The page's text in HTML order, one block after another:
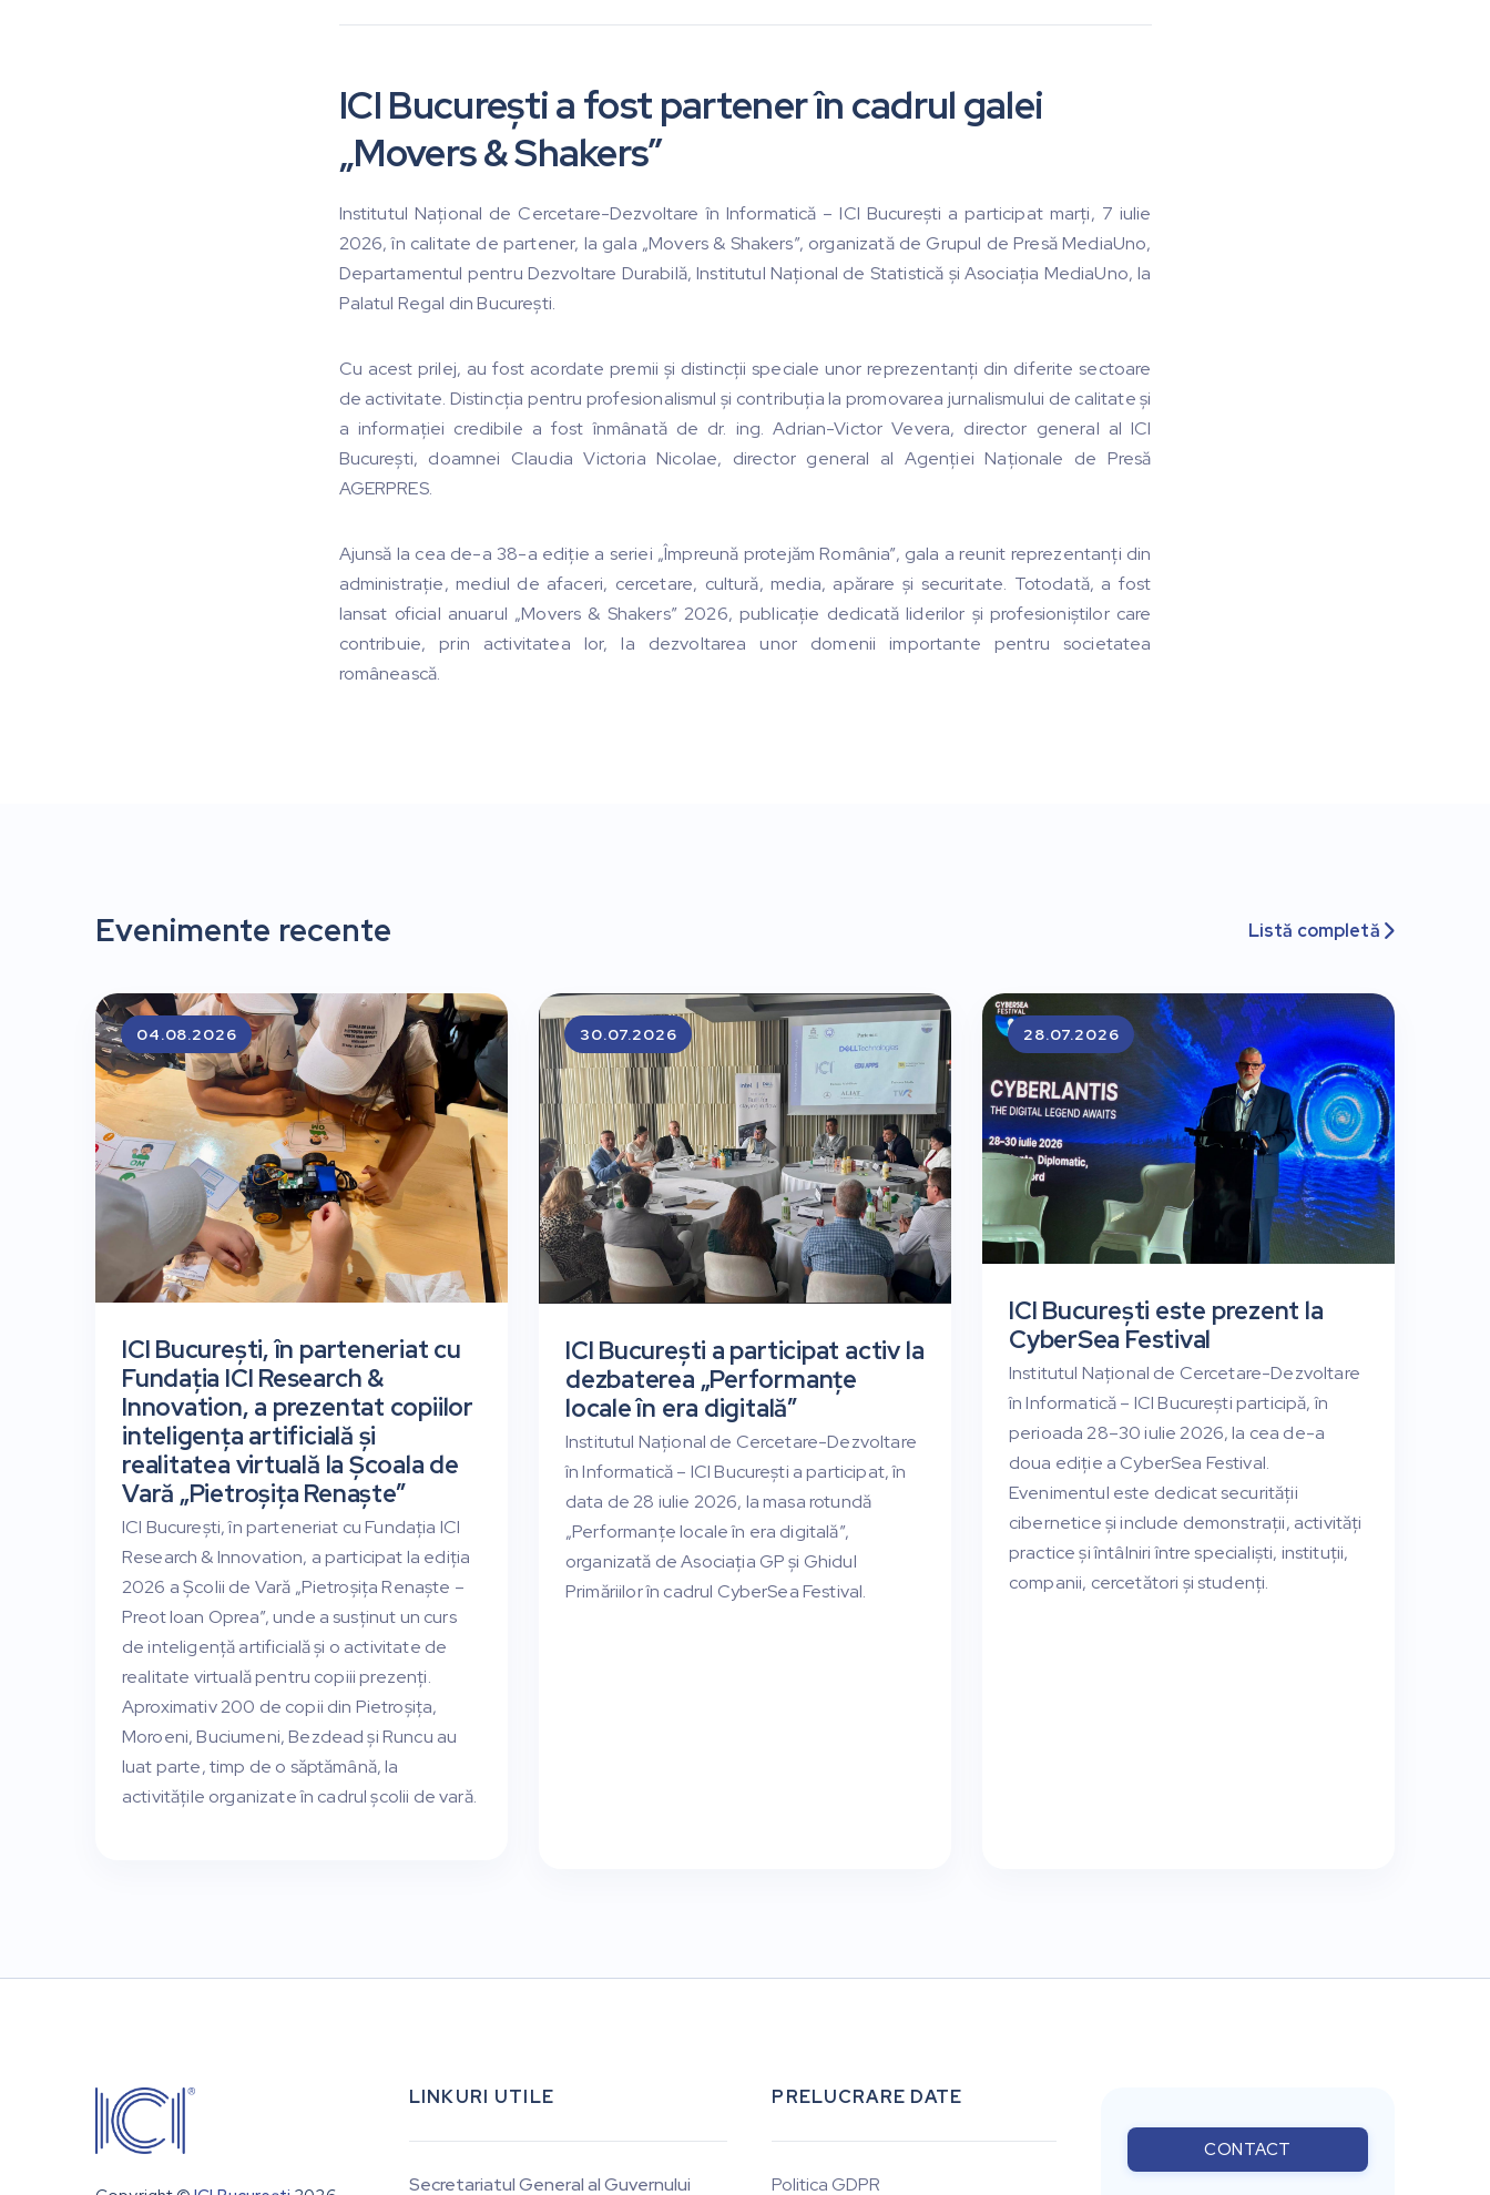
ICI București a fost partener în cadrul galei
„Movers & Shakers”
Institutul Național de Cercetare-Dezvoltare în Informatică – ICI București a participat marți, 7 iulie
2026, în calitate de partener, la gala „Movers & Shakers”, organizată de Grupul de Presă MediaUno,
Departamentul pentru Dezvoltare Durabilă, Institutul Național de Statistică și Asociația MediaUno, la
Palatul Regal din București.
Cu acest prilej, au fost acordate premii și distincții speciale unor reprezentanți din diferite sectoare
de activitate. Distincția pentru profesionalismul și contribuția la promovarea jurnalismului de calitate și
a informației credibile a fost înmânată de dr. ing. Adrian-Victor Vevera, director general al ICI
București, doamnei Claudia Victoria Nicolae, director general al Agenției Naționale de Presă
AGERPRES.
Ajunsă la cea de-a 38-a ediție a seriei „Împreună protejăm România”, gala a reunit reprezentanți din
administrație, mediul de afaceri, cercetare, cultură, media, apărare și securitate. Totodată, a fost
lansat oficial anuarul „Movers & Shakers” 2026, publicație dedicată liderilor și profesioniștilor care
contribuie, prin activitatea lor, la dezvoltarea unor domenii importante pentru societatea
românească.
Evenimente recente Listă completă 
ICI București, în parteneriat cu
Fundația ICI Research &
Innovation, a prezentat copiilor
inteligența artificială și
realitatea virtuală la Școala de
Vară „Pietroșița Renaște”
ICI București, în parteneriat cu Fundația ICI
Research & Innovation, a participat la ediția
2026 a Școlii de Vară „Pietroșița Renaște –
Preot Ioan Oprea”, unde a susținut un curs
de inteligență artificială și o activitate de
realitate virtuală pentru copiii prezenți.
Aproximativ 200 de copii din Pietroșița,
Moroeni, Buciumeni, Bezdead și Runcu au
luat parte, timp de o săptămână, la
activitățile organizate în cadrul școlii de vară.
04.08.2026
ICI București a participat activ la
dezbaterea „Performanțe
locale în era digitală”
Institutul Național de Cercetare-Dezvoltare
în Informatică – ICI București a participat, în
data de 28 iulie 2026, la masa rotundă
„Performanțe locale în era digitală”,
organizată de Asociația GP și Ghidul
Primăriilor în cadrul CyberSea Festival.
30.07.2026
ICI București este prezent la
CyberSea Festival
Institutul Național de Cercetare-Dezvoltare
în Informatică – ICI București participă, în
perioada 28–30 iulie 2026, la cea de-a
doua ediție a CyberSea Festival.
Evenimentul este dedicat securității
cibernetice și include demonstrații, activități
practice și întâlniri între specialiști, instituții,
companii, cercetători și studenți.
28.07.2026
LINKURI UTILE
Secretariatul General al Guvernului
PRELUCRARE DATE
Politica GDPR
CONTACT